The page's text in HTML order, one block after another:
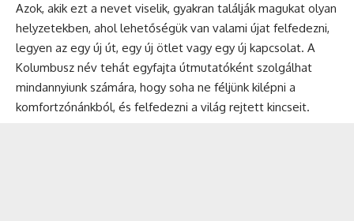
Azok, akik ezt a nevet viselik, gyakran találják magukat olyan
helyzetekben, ahol lehetőségük van valami újat felfedezni,
legyen az egy új út, egy új ötlet vagy egy új kapcsolat. A
Kolumbusz név tehát egyfajta útmutatóként szolgálhat
mindannyiunk számára, hogy soha ne féljünk kilépni a
komfortzónánkból, és felfedezni a világ rejtett kincseit.